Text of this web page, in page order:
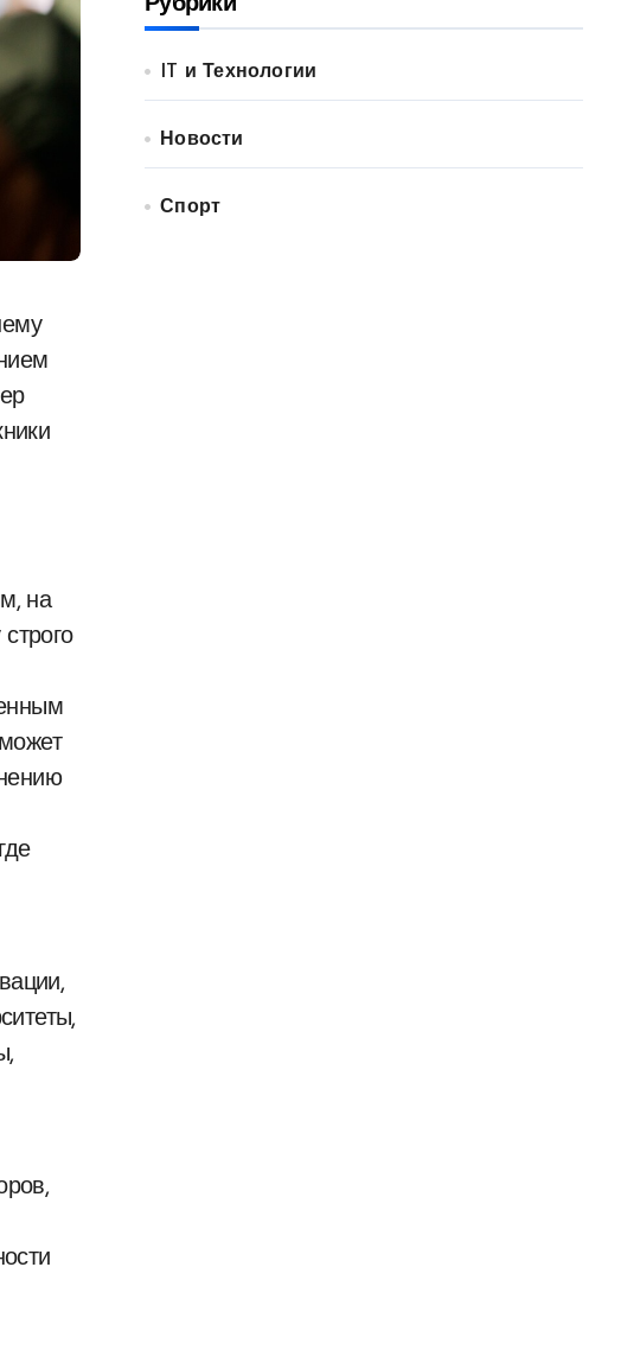
на
Рубрики
IT и Технологии
Новости
Спорт